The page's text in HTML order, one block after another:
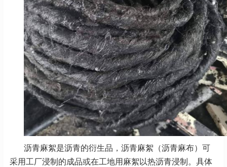
沥青麻絮是沥青的衍生品，沥青麻絮（沥青麻布）可
采用工厂浸制的成品或在工地用麻絮以热沥青浸制。具体